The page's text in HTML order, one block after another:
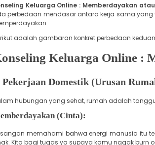
Keluarga Online : Memberdayakan
perbedaan mendasar antara kerja sama yang
adalah gambaran konkret perbedaan
Keluarga Online :
Pekerjaan Domestik (Urusan
hubungan yang sehat, rumah adalah
(Cinta):
memahami bahwa energi manusia itu
Kita bagi tugas ya supaya kamu nggak burn